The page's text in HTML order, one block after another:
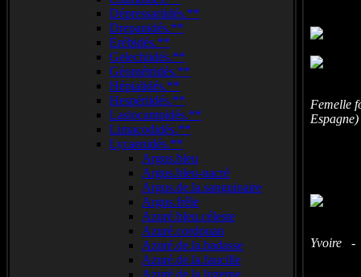
Dépressariidés.**
Drepanidés.**
Erébidés.**
Gelechiidés.**
Géométridés.**
Hépialidés.**
Hespériidés.**
Lasiocampidés.**
Limacodidés.**
Lycaenidés.**
Argus.bleu
Argus.bleu-nacré
Argus.de.la.sanguinaire
Argus.frêle
Azuré.bleu.céleste
Azuré.cordouan
Azuré.de.la.badasse
Azuré.de.la.faucille
Azuré.de.la.luzerne
Femelle
Espagne)
Yvoire -